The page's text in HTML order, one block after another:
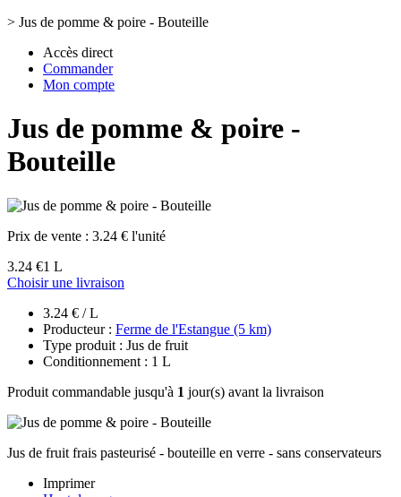
> Jus de pomme & poire - Bouteille
Accès direct
Commander
Mon compte
Jus de pomme & poire -
Bouteille
Prix de vente : 3.24 € l'unité
3.24 €1 L
Choisir une livraison
3.24 € / L
Producteur : Ferme de l'Estangue (5 km)
Type produit : Jus de fruit
Conditionnement : 1 L
Produit commandable jusqu'à 1 jour(s) avant la livraison
Jus de fruit frais pasteurisé - bouteille en verre - sans conservateurs
Imprimer